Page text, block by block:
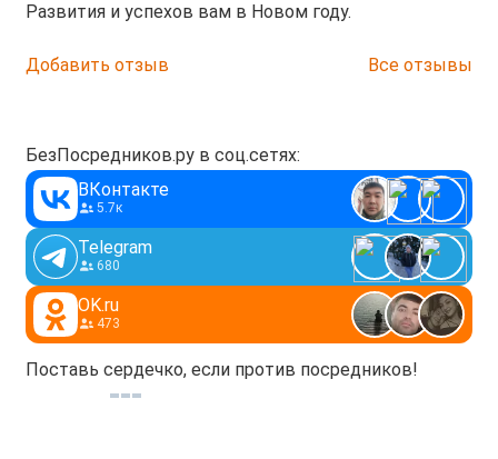
Развития и успехов вам в Новом году.
Добавить отзыв Все отзывы
БезПосредников.ру в соц.сетях:
ВКонтакте
5.7к
Telegram
680
OK.ru
473
Поставь сердечко, если против посредников!